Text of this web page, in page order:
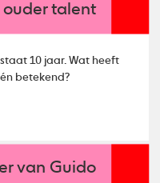
ouder talent
10 jaar. Wat heeft
betekend?
van Guido